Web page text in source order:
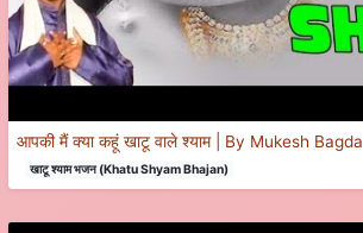
आपकी मैं क्या कहूं खाटू वाले श्याम | By Mukesh Bagda
खाटू श्याम भजन (Khatu Shyam Bhajan)